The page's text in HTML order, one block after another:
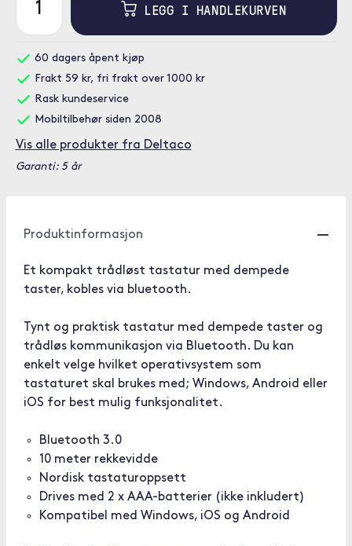
LEGG I HANDLEKURVEN
60 dagers åpent kjøp
Frakt 59 kr, fri frakt over 1000 kr
Rask kundeservice
Mobiltilbehør siden 2008
Vis alle produkter fra Deltaco
Garanti: 5 år
Produktinformasjon
Et kompakt trådløst tastatur med dempede
taster, kobles via bluetooth.
Tynt og praktisk tastatur med dempede taster og
trådløs kommunikasjon via Bluetooth. Du kan
enkelt velge hvilket operativsystem som
tastaturet skal brukes med; Windows, Android eller
iOS for best mulig funksjonalitet.
Bluetooth 3.0
10 meter rekkevidde
Nordisk tastaturoppsett
Drives med 2 x AAA-batterier (ikke inkludert)
Kompatibel med Windows, iOS og Android